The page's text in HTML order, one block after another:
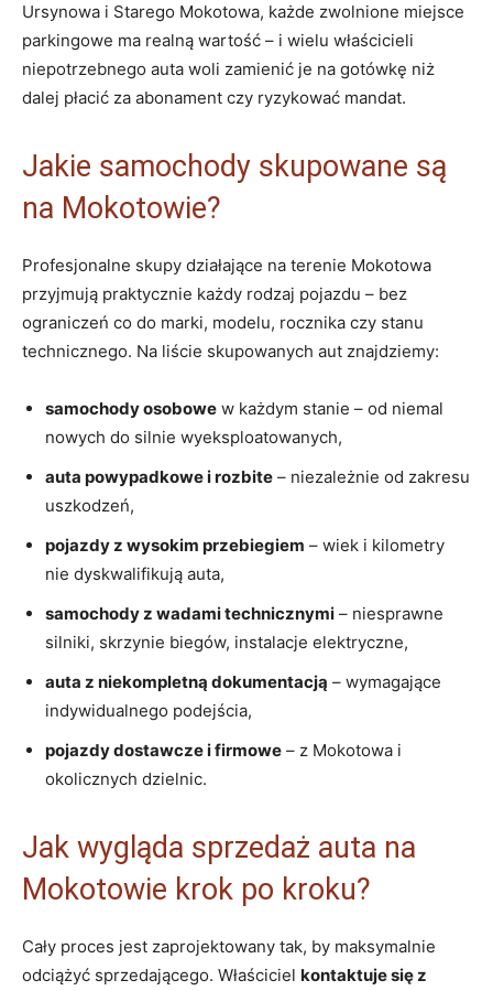
Ursynowa i Starego Mokotowa, każde zwolnione miejsce
parkingowe ma realną wartość – i wielu właścicieli
niepotrzebnego auta woli zamienić je na gotówkę niż
dalej płacić za abonament czy ryzykować mandat.
Jakie samochody skupowane są
na Mokotowie?
Profesjonalne skupy działające na terenie Mokotowa
przyjmują praktycznie każdy rodzaj pojazdu – bez
ograniczeń co do marki, modelu, rocznika czy stanu
technicznego. Na liście skupowanych aut znajdziemy:
samochody osobowe w każdym stanie – od niemal
nowych do silnie wyeksploatowanych,
auta powypadkowe i rozbite – niezależnie od zakresu
uszkodzeń,
pojazdy z wysokim przebiegiem – wiek i kilometry
nie dyskwalifikują auta,
samochody z wadami technicznymi – niesprawne
silniki, skrzynie biegów, instalacje elektryczne,
auta z niekompletną dokumentacją – wymagające
indywidualnego podejścia,
pojazdy dostawcze i firmowe – z Mokotowa i
okolicznych dzielnic.
Jak wygląda sprzedaż auta na
Mokotowie krok po kroku?
Cały proces jest zaprojektowany tak, by maksymalnie
odciążyć sprzedającego. Właściciel kontaktuje się z